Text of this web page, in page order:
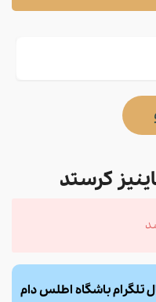
کرستد
تلگرام باشگاه اطلس دام